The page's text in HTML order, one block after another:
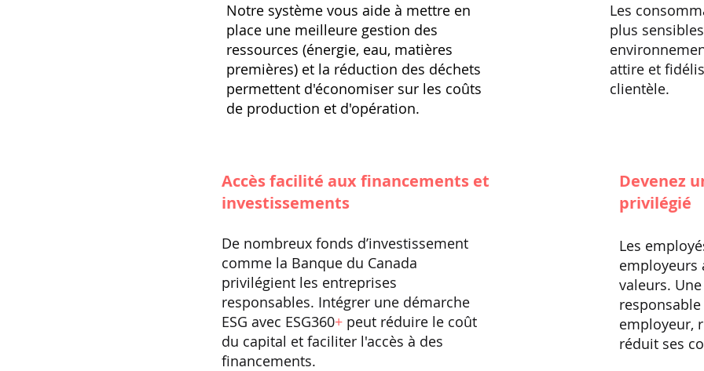
Notre système vous aide à mettre en
place une meilleure gestion des
ressources (énergie, eau, matières
premières) et la réduction des déchets
permettent d'économiser sur les coûts
de production et d'opération.
Accès facilité aux financements et
investissements
De nombreux fonds d’investissement
comme la Banque du Canada
privilégient les entreprises
responsables. Intégrer une démarche
ESG avec ESG360+ peut réduire le coût
du capital et faciliter l'accès à des
financements.
Les
plus
attire et
clientèle.
Devenez
privilégié
Les
employeurs
valeurs.
employeur,
réduit ses